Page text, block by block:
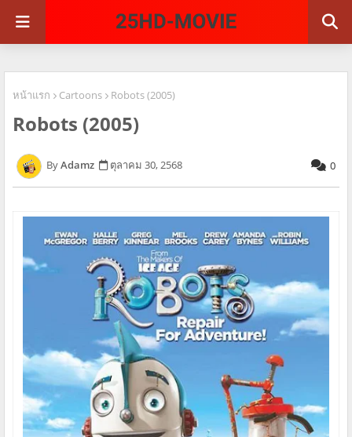
หน้าแรก Cartoons Robots (2005)
Robots (2005)
Adamz ตุลาคม 30, 2568 0